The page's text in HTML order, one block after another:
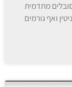
מתדמית
ואף גורמים